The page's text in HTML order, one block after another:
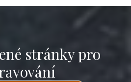
stránky pro